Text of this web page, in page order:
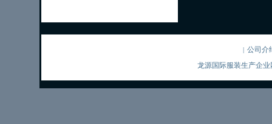
| 公司介
龙源国际服装生产企